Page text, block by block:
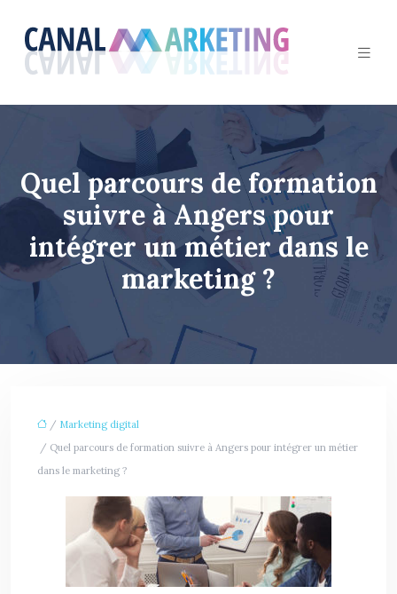
Quel parcours de formation
suivre à Angers pour
intégrer un métier dans le
marketing ?
/ Marketing digital
/ Quel parcours de formation suivre à Angers pour intégrer un métier
dans le marketing ?